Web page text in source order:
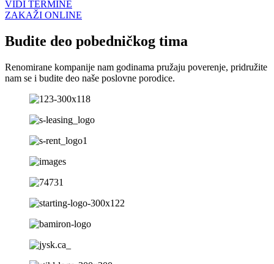
VIDI TERMINE
ZAKAŽI ONLINE
Budite deo pobedničkog tima
Renomirane kompanije nam godinama pružaju poverenje, pridružite
nam se i budite deo naše poslovne porodice.